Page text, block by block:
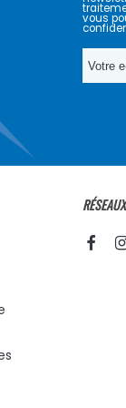
vous